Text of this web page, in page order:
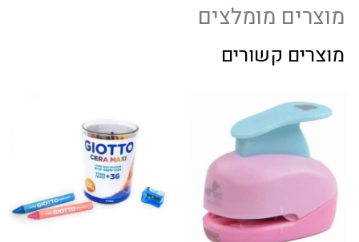
מוצרים מומלצים
מוצרים קשורים